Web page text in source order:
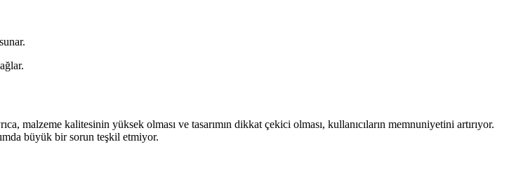
malzeme kalitesinin yüksek olması ve tasarımın dikkat çekici olması, kullanıcıların memnuniyetini artırıyor.
büyük bir sorun teşkil etmiyor.